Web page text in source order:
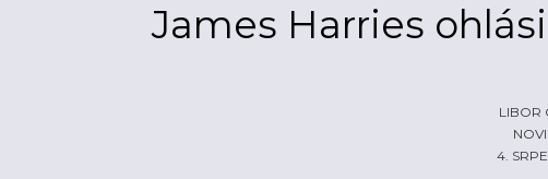
James Harries
LIBOR
4.